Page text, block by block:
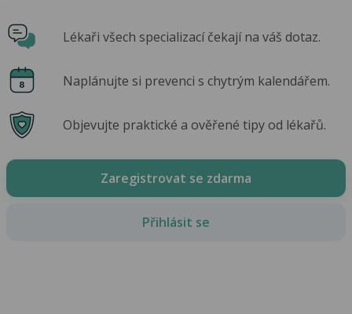
Lékaři všech specializací čekají na váš dotaz.
Naplánujte si prevenci s chytrým kalendářem.
Objevujte praktické a ověřené tipy od lékařů.
Zaregistrovat se zdarma
Přihlásit se